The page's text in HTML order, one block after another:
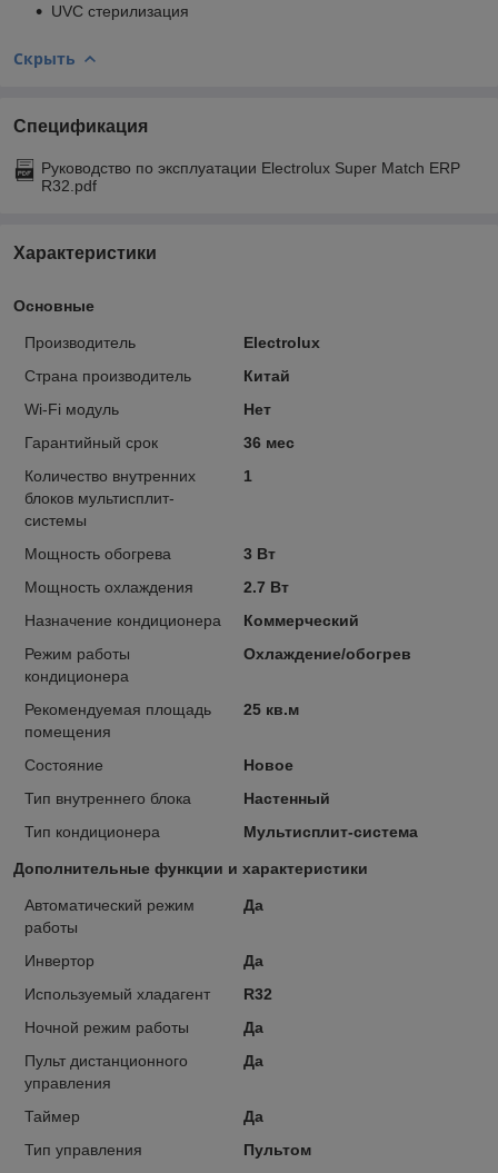
UVC стерилизация
Скрыть
Спецификация
Руководство по эксплуатации Electrolux Super Match ERP
R32.pdf
Характеристики
Основные
Производитель
Electrolux
Страна производитель
Китай
Wi-Fi модуль
Нет
Гарантийный срок
36 мес
Количество внутренних
блоков мультисплит-
системы
1
Мощность обогрева
3 Вт
Мощность охлаждения
2.7 Вт
Назначение кондиционера
Коммерческий
Режим работы
кондиционера
Охлаждение/обогрев
Рекомендуемая площадь
помещения
25 кв.м
Состояние
Новое
Тип внутреннего блока
Настенный
Тип кондиционера
Мультисплит-система
Дополнительные функции и характеристики
Автоматический режим
работы
Да
Инвертор
Да
Используемый хладагент
R32
Ночной режим работы
Да
Пульт дистанционного
управления
Да
Таймер
Да
Тип управления
Пультом